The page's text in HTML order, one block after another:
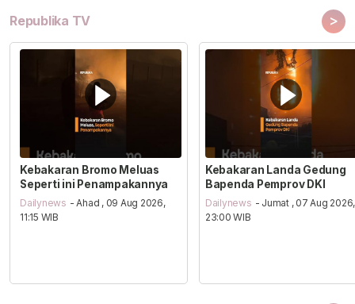
Republika TV >
Kebakaran Bromo Meluas
Seperti ini Penampakannya
Dailynews - Ahad , 09 Aug 2026,
11:15 WIB
Kebakaran Landa Gedung
Bapenda Pemprov DKI
Dailynews - Jumat , 07 Aug 2026,
23:00 WIB